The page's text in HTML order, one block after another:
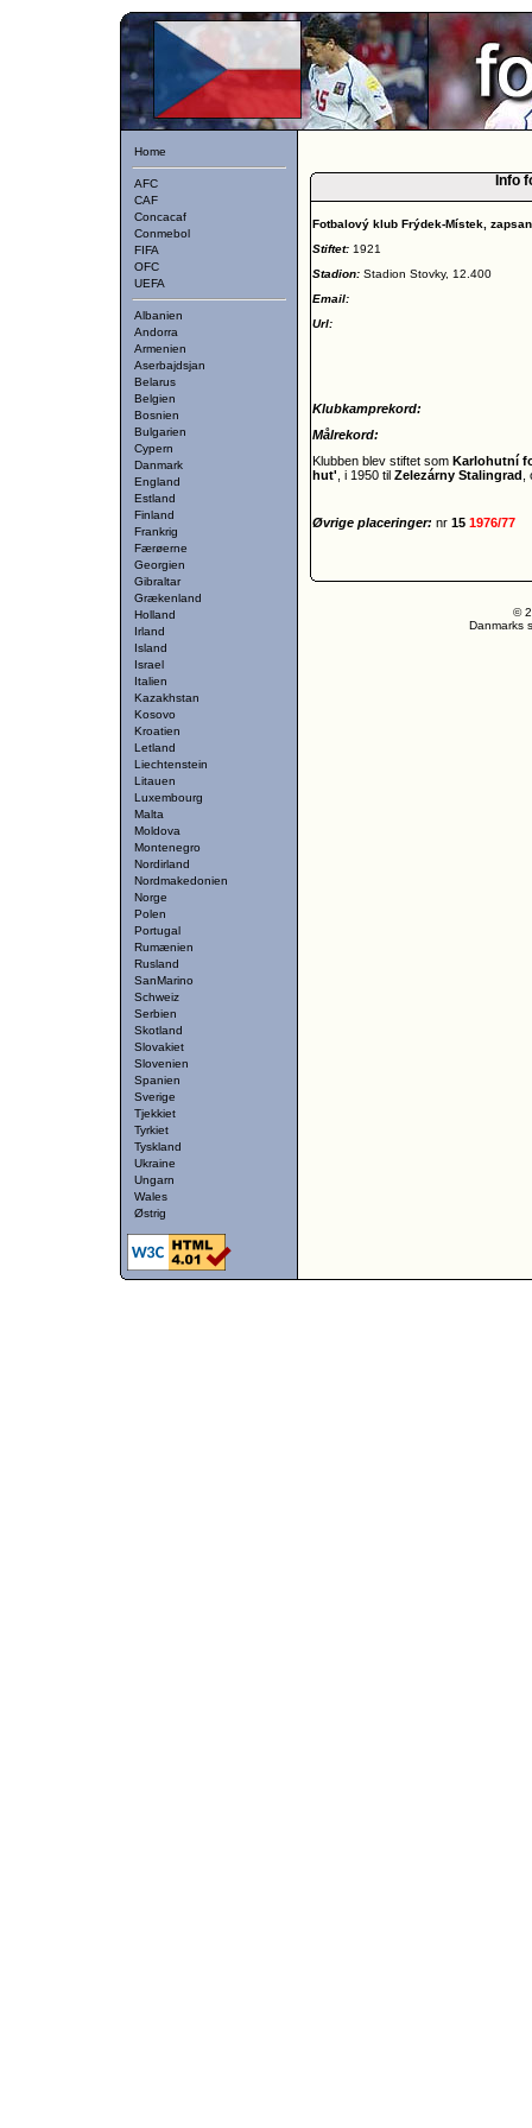
Home
AFC
CAF
Concacaf
Conmebol
FIFA
OFC
UEFA
Albanien
Andorra
Armenien
Aserbajdsjan
Belarus
Belgien
Bosnien
Bulgarien
Cypern
Danmark
England
Estland
Finland
Frankrig
Færøerne
Georgien
Gibraltar
Grækenland
Holland
Irland
Island
Israel
Italien
Kazakhstan
Kosovo
Kroatien
Letland
Liechtenstein
Litauen
Luxembourg
Malta
Moldova
Montenegro
Nordirland
Nordmakedonien
Norge
Polen
Portugal
Rumænien
Rusland
SanMarino
Schweiz
Serbien
Skotland
Slovakiet
Slovenien
Spanien
Sverige
Tjekkiet
Tyrkiet
Tyskland
Ukraine
Ungarn
Wales
Østrig
Info
Fotbalový klub Frýdek-Místek,
Stiftet: 1921
Stadion: Stadion Stovky, 12.400
Email:
Url:
Klubkamprekord:
Målrekord:
Klubben blev stiftet som Karlohutní
hut' , i 1950 til Zelezárny Stalingrad
Øvrige placeringer: nr 15 1976/77
©
Danmarks